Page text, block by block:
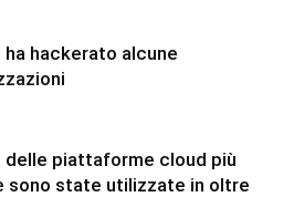
ha hackerato alcune
delle piattaforme cloud più
sono state utilizzate in oltre